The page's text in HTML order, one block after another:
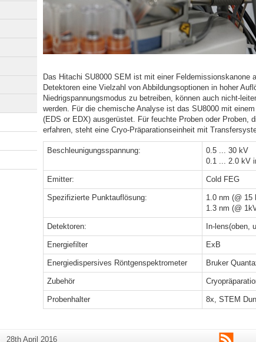
Das Hitachi SU8000 SEM ist mit einer Feldemissionskanone
Detektoren eine Vielzahl von Abbildungsoptionen in hoher
Niedrigspannungsmodus zu betreiben, können auch nicht-
werden. Für die chemische Analyse ist das SU8000 mit
(EDS or EDX) ausgerüstet. Für feuchte Proben oder Proben,
erfahren, steht eine Cryo-Präparationseinheit mit
Beschleunigungsspannung:
0.5 ... 30 kV
0.1 ... 2.0 kV
Emitter: Cold FEG
Spezifizierte Punktauflösung:
1.0 nm (@ 15
1.3 nm (@
Detektoren: In-lens(oben,
Energiefilter ExB
Energiedispersives Röntgenspektrometer Bruker
Zubehör
Probenhalter 8x, STEM
Letzte
28th April 2016 RSS